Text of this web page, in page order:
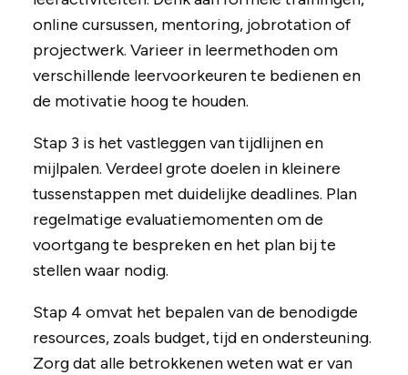
online cursussen, mentoring, jobrotation of
projectwerk. Varieer in leermethoden om
verschillende leervoorkeuren te bedienen en
de motivatie hoog te houden.
Stap 3 is het vastleggen van tijdlijnen en
mijlpalen. Verdeel grote doelen in kleinere
tussenstappen met duidelijke deadlines. Plan
regelmatige evaluatiemomenten om de
voortgang te bespreken en het plan bij te
stellen waar nodig.
Stap 4 omvat het bepalen van de benodigde
resources, zoals budget, tijd en ondersteuning.
Zorg dat alle betrokkenen weten wat er van